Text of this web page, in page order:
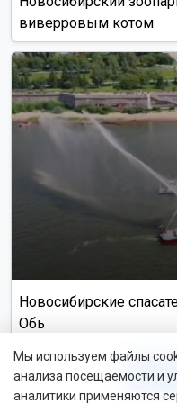
Вблизи пляжной зоны
что за чем-то
большом ТЦ «Ананас»,
любопытства, кроме
нечего. А вот
производства
разы дешевле, чем в
«Я брал с собой
ответственностью:
не нужно. Установите
деньги туда. Я вас
дороги вы сможете
заказать такси, да и
позаботьтесь о
заранее, он может